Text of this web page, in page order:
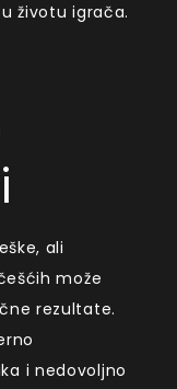
životu igrača.
ali
može
rezultate.
i nedovoljno